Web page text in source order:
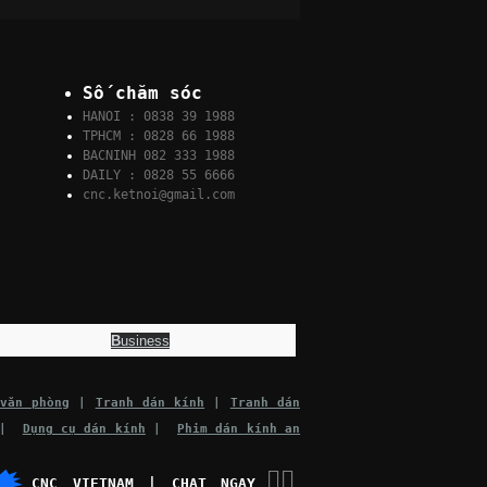
Số chăm sóc
HANOI : 0838 39 1988
TPHCM : 0828 66 1988
BACNINH 082 333 1988
DAILY : 0828 55 6666
cnc.ketnoi@gmail.com
Business
phòng Tranh dán kính
Tranh dán
Dụng cụ dán kính Phim dán kính an
CNC VIETNAM | CHAT NGAY 👉🏽